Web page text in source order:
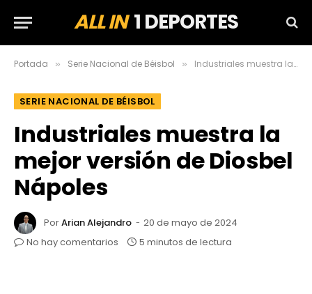
ALL IN1 DEPORTES
Portada » Serie Nacional de Béisbol » Industriales muestra la mejor versión de Diosbel Nápoles
SERIE NACIONAL DE BÉISBOL
Industriales muestra la
mejor versión de Diosbel
Nápoles
PorArian Alejandro
20 de mayo de 2024
No hay comentarios
5 minutos de lectura